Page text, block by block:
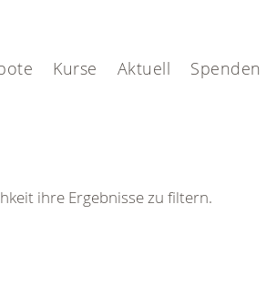
Kurse Aktuell Spenden
ihre Ergebnisse zu filtern.